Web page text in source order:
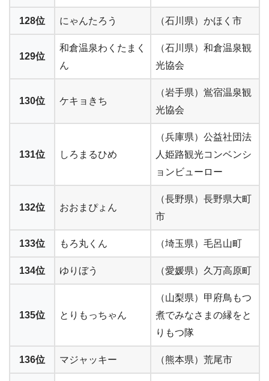
128位 にゃんたろう （石川県）かほく市
129位
和倉温泉わくたまく
ん
（石川県）和倉温泉観
光協会
130位 ケキョきち
（岩手県）鴬宿温泉観
光協会
131位 しろまるひめ
（兵庫県）公益社団法
人姫路観光コンベンシ
ョンビューロー
132位 おおまぴょん
（長野県）長野県大町
市
133位 もろ丸くん （埼玉県）毛呂山町
134位 ゆりぼう （愛媛県）久万高原町
135位 とりもっちゃん
（山梨県）甲府鳥もつ
煮でみなさまの縁をと
りもつ隊
136位 マジャッキー （熊本県）荒尾市